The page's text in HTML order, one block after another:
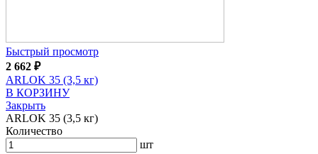
Быстрый просмотр
2 662 ₽
ARLOK 35 (3,5 кг)
В КОРЗИНУ
Закрыть
ARLOK 35 (3,5 кг)
Количество
шт